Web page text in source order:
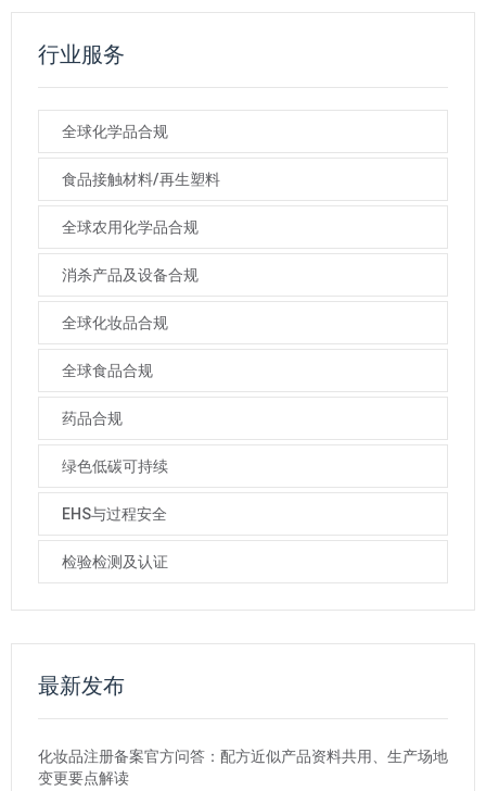
行业服务
全球化学品合规
食品接触材料/再生塑料
全球农用化学品合规
消杀产品及设备合规
全球化妆品合规
全球食品合规
药品合规
绿色低碳可持续
EHS与过程安全
检验检测及认证
最新发布
化妆品注册备案官方问答：配方近似产品资料共用、生产场地
变更要点解读